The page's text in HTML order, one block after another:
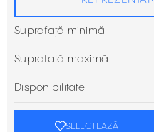
Suprafață minimă
Suprafață maximă
Disponibilitate
SELECTEAZĂ